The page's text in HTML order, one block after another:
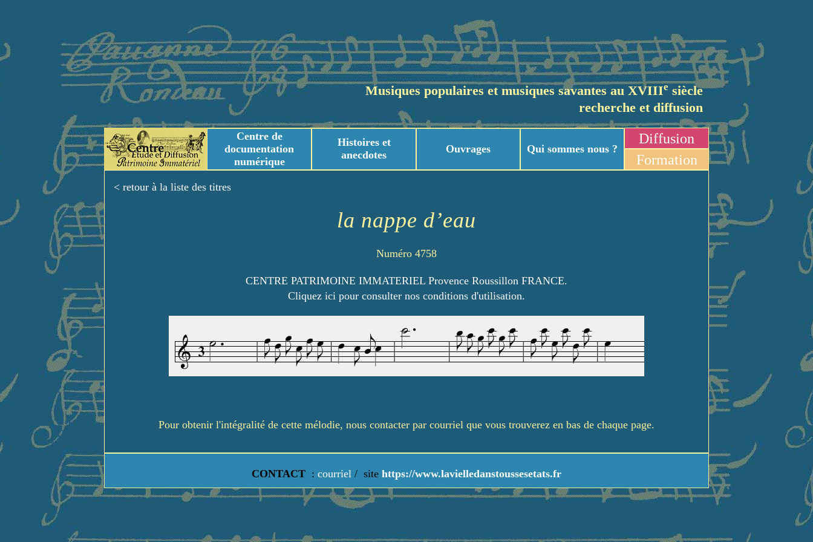
Musiques populaires et musiques savantes au XVIIIesiècle
recherche et diffusion
Centre de
documentation
numérique
Histoires et
anecdotes
Ouvrages Qui sommes nous ?
Diffusion
Formation
< retour à la liste des titres
la nappe d’eau
Numéro 4758
CENTRE PATRIMOINE IMMATERIEL Provence Roussillon FRANCE.
Cliquez ici pour consulter nos conditions d'utilisation.
Pour obtenir l'intégralité de cette mélodie, nous contacter par courriel que vous trouverez en bas de chaque page.
CONTACT : courriel / site https://www.lavielledanstoussesetats.fr